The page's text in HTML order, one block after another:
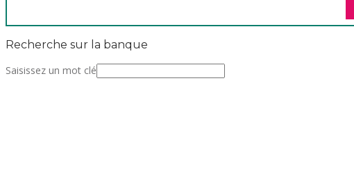
Recherche sur la banque
Saisissez un mot clé